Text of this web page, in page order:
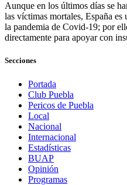
Aunque en los últimos días se
las víctimas mortales, España es
la pandemia de Covid-19; por
directamente para apoyar con
Secciones
Portada
Club Puebla
Pericos de Puebla
Local
Nacional
Internacional
Estadísticas
BUAP
Opinión
Programas